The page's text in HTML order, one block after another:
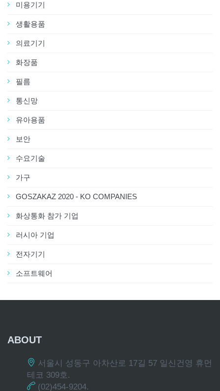
미용기기
생활용품
의료기기
화장품
필름
통신망
유아용품
보안
수요기술
가구
GOSZAKAZ 2020 - KO COMPANIES
화상통화 참가 기업
러시아 기업
전자기기
소프트웨어
ABOUT
서울시 성동구 아차산로 17길 57 일신건영 휴먼
테코 309호.
(02)454-9204.